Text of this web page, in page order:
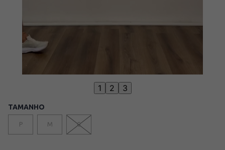
1 2 3
TAMANHO
P M G